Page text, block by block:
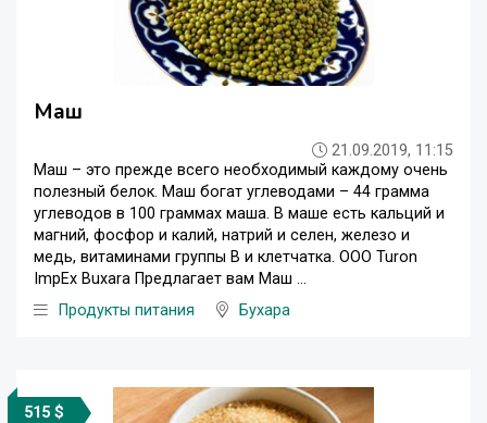
Маш
21.09.2019, 11:15
Маш – это прежде всего необходимый каждому очень
полезный белок. Маш богат углеводами – 44 грамма
углеводов в 100 граммах маша. В маше есть кальций и
магний, фосфор и калий, натрий и селен, железо и
медь, витаминами группы В и клетчатка. OOO Turon
ImpEx Buxara Предлагает вам Маш ...
Продукты питания
Бухара
515 $